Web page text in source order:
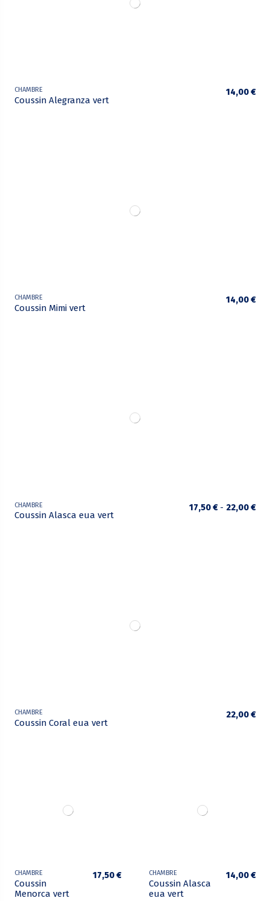
CHAMBRE
Coussin Alegranza vert
14,00 €
CHAMBRE
Coussin Mimi vert
14,00 €
CHAMBRE
Coussin Alasca eua vert
17,50 € - 22,00 €
CHAMBRE
Coussin Coral eua vert
22,00 €
CHAMBRE
Coussin
Menorca vert
17,50 € CHAMBRE
Coussin Alasca
eua vert
14,00 €